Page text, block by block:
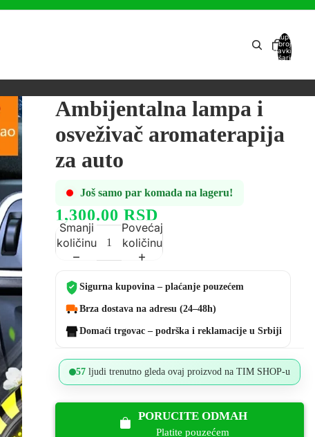
Ukupan
broj
stavki u
košarici:
Ambijentalna lampa i
osveživač aromaterapija
za auto
Još samo par komada na lageru!
1,300.00 RSD
Smanji
količinu
Povećaj
količinu
Sigurna kupovina – plaćanje pouzećem
Brza dostava na adresu (24–48h)
Domaći trgovac – podrška i reklamacije u Srbiji
57 ljudi trenutno gleda ovaj proizvod na TIM SHOP-u
PORUCITE ODMAH
Platite pouzećem